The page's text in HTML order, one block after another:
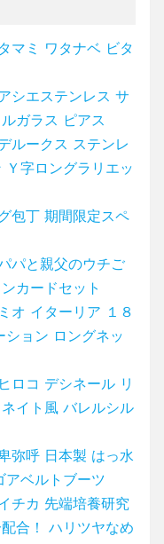
マミ ワタナベ ビタ
シエステンレス サ
ガラス ピアス
ルークス ステンレ
字ロングラリエッ
包丁 期間限定スペ
パと親父のウチご
カードセット
オ イターリア １８
ション ロングネッ
ロコ デシネール リ
イト風 バレルシル
弥呼 日本製 はっ水
アベルトブーツ
チカ 先端培養研究
合！ ハリツヤなめ